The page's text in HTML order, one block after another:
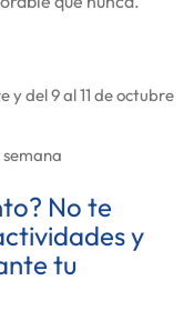
y del 9 al 11 de octubre
No te
y
tu